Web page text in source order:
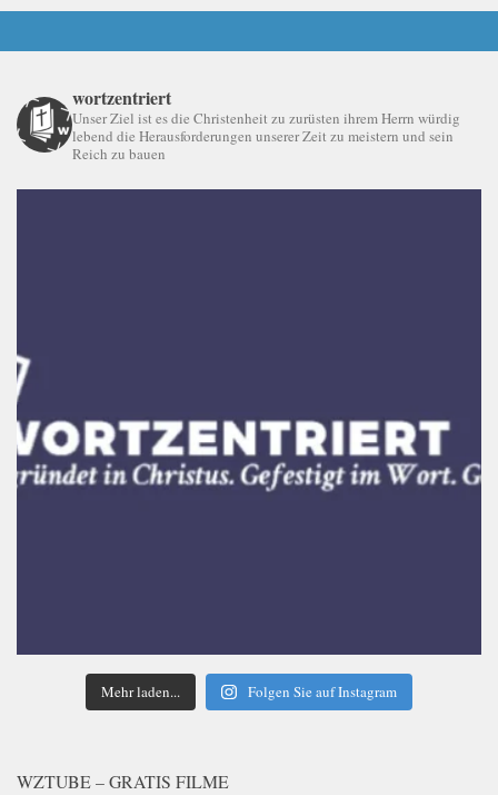
wortzentriert
Unser Ziel ist es die Christenheit zu zurüsten ihrem Herrn würdig
lebend die Herausforderungen unserer Zeit zu meistern und sein
Reich zu bauen
Mehr laden... Folgen Sie auf Instagram
WZTUBE – GRATIS FILME